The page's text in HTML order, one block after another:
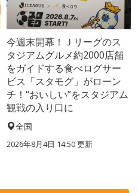
今週末開幕！Ｊリーグのス
タジアムグルメ約2000店舗
をガイドする食べログサー
ビス「スタモグ」がローン
チ！“おいしい”をスタジアム
観戦の入り口に
全国
2026年8月4日 14:50更新